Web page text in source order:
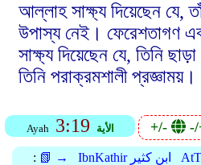
আল্লাহ সাক্ষ্য দিয়েছেন যে,
উপাস্য নেই। ফেরেশতাগণ
সাক্ষ্য দিয়েছেন যে, তিনি
তিনি পরাক্রমশালী প্রজ্ঞাময়।
Ayah 3:19 الأية +/-
: 📗 → IbnKathir ابن كثير